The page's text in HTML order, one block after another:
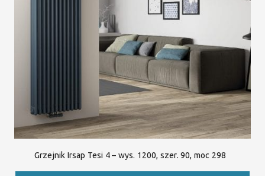
Grzejnik Irsap Tesi 4 – wys. 1200, szer. 90, moc 298